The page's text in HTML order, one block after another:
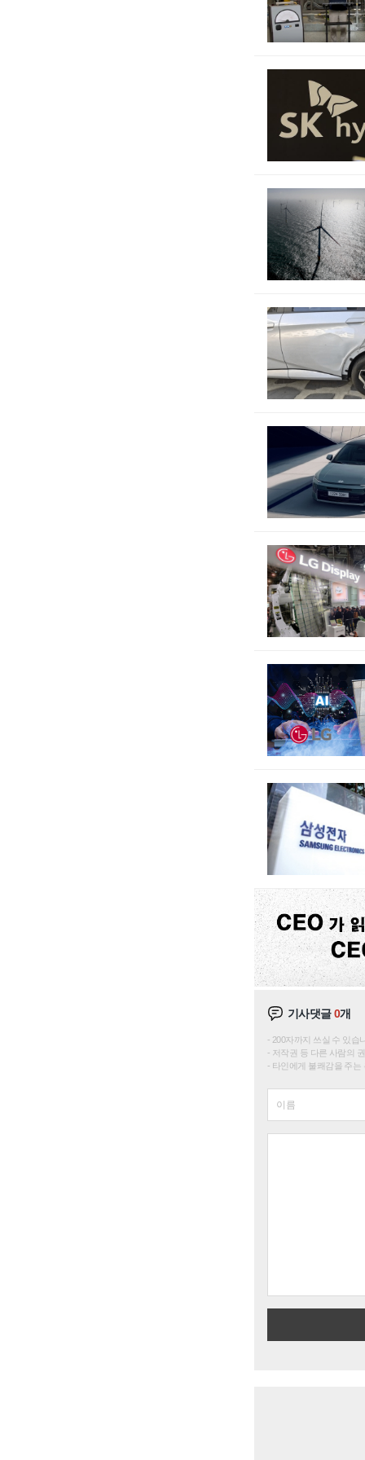
기사댓글0개
200자까지 쓰실 수 있습
저작권 등 다른 사람의
타인에게 불쾌감을 주는